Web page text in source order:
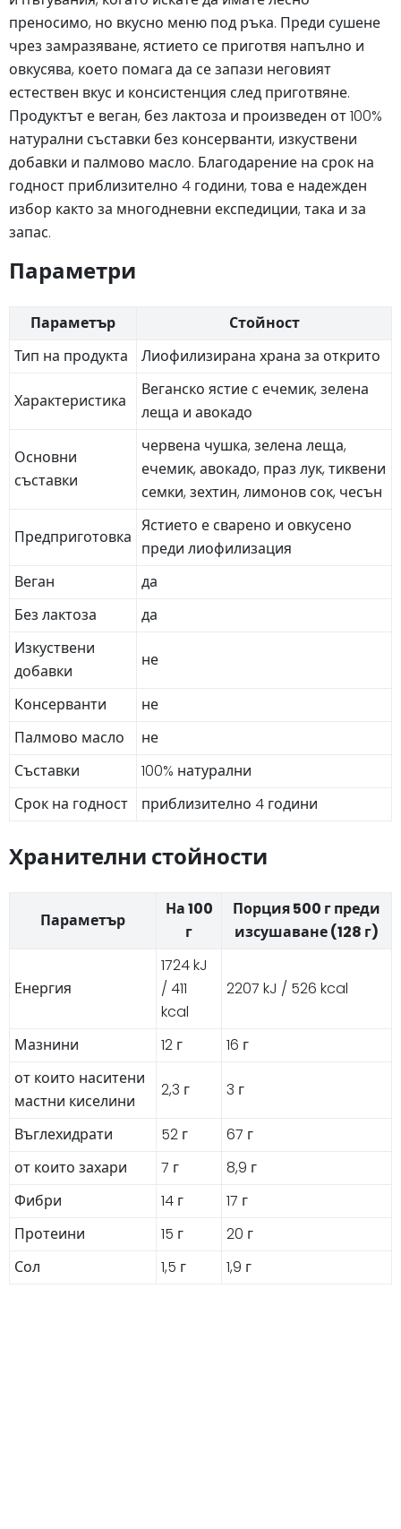
преносимо, но вкусно меню под ръка. Преди сушене
чрез замразяване, ястието се приготвя напълно и
овкусява, което помага да се запази неговият
естествен вкус и консистенция след приготвяне.
Продуктът е веган, без лактоза и произведен от 100%
натурални съставки без консерванти, изкуствени
добавки и палмово масло. Благодарение на срок на
годност приблизително 4 години, това е надежден
избор както за многодневни експедиции, така и за
запас.
Параметри
Параметър
Стойност
Тип на продукта
Лиофилизирана храна за открито
Характеристика
Веганско ястие с ечемик, зелена
леща и авокадо
Основни
съставки
червена чушка, зелена леща,
ечемик, авокадо, праз лук, тиквени
семки, зехтин, лимонов сок, чесън
Предприготовка
Ястието е сварено и овкусено
преди лиофилизация
Веган
да
Без лактоза
да
Изкуствени
добавки
не
Консерванти
не
Палмово масло
не
Съставки
100% натурални
Срок на годност
приблизително 4 години
Хранителни стойности
Параметър
На 100
г
Порция 500 г преди
изсушаване (128 г)
Енергия
1724 kJ
/ 411
kcal
2207 kJ / 526 kcal
Мазнини 12 г
16 г
от които наситени
мастни киселини
2,3 г 3 г
Въглехидрати 52 г
67 г
от които захари
7 г
8,9 г
Фибри
14 г
17 г
Протеини
15 г
20 г
Сол
1,5 г 1,9 г